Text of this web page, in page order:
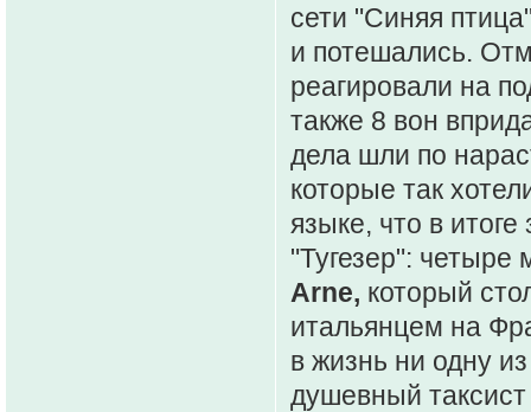
сети "Синяя
и потешались.
реагировали на
также 8 вон
дела шли по
которые так
языке, что в
"Тугезер":
Arne, который
итальянцем на
в жизнь ни одну
душевный